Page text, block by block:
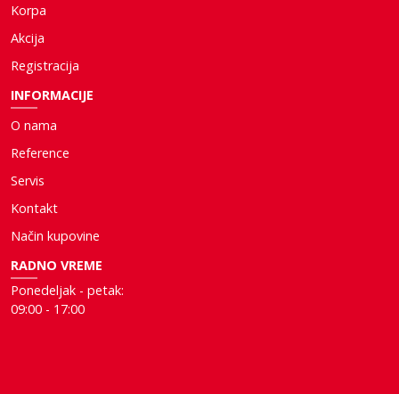
Korpa
Akcija
Registracija
INFORMACIJE
O nama
Reference
Servis
Kontakt
Način kupovine
RADNO VREME
Ponedeljak - petak:
09:00 - 17:00